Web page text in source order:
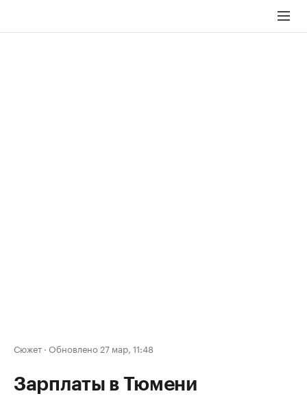
Сюжет · Обновлено 27 мар, 11:48
Зарплаты в Тюмени